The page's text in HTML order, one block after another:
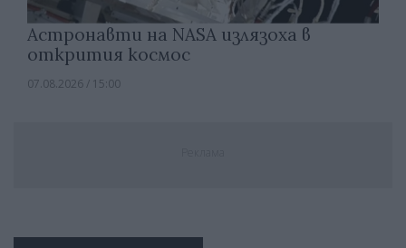
Астронавти на NASA излязоха в
открития космос
07.08.2026 / 15:00